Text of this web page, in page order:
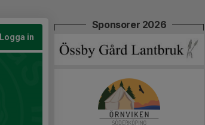
Logga in
Sponsorer 2026